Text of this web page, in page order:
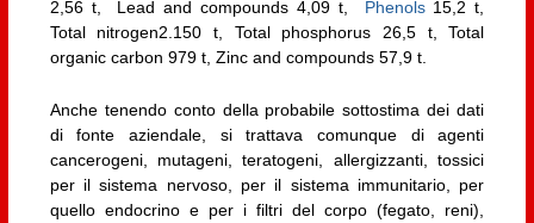
2,56 t, Lead and compounds 4,09 t, Phenols 15,2 t,
Total nitrogen2.150 t, Total phosphorus 26,5 t, Total
organic carbon 979 t, Zinc and compounds 57,9 t.
Anche tenendo conto della probabile sottostima dei dati
di fonte aziendale, si trattava comunque di agenti
cancerogeni, mutageni, teratogeni, allergizzanti, tossici
per il sistema nervoso, per il sistema immunitario, per
quello endocrino e per i filtri del corpo (fegato, reni),